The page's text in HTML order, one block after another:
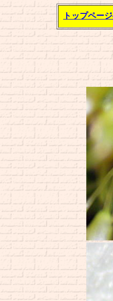
トップペー